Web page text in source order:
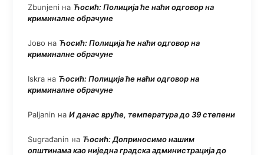
Zbunjeni на Ћосић: Полиција ће наћи одговор на
криминалне обрачуне
Јово на Ћосић: Полиција ће наћи одговор на
криминалне обрачуне
Iskra на Ћосић: Полиција ће наћи одговор на
криминалне обрачуне
Paljanin на И данас вруће, температура до 39 степени
Sugrađanin на Ћосић: Доприносимо нашим
општинама као ниједна градска администрација до